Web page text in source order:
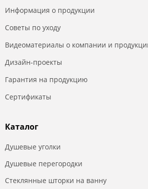
Информация о продукции
Советы по уходу
Видеоматериалы о компании и
Дизайн-проекты
Гарантия на продукцию
Сертификаты
Каталог
Душевые уголки
Душевые перегородки
Стеклянные шторки на ванну